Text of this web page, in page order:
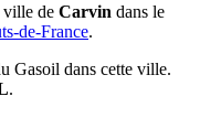
ville de Carvin dans le
de-France.
Gasoil dans cette ville.
.